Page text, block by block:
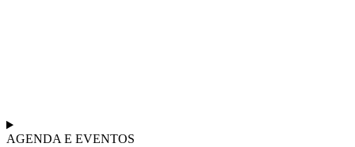
AGENDA E EVENTOS